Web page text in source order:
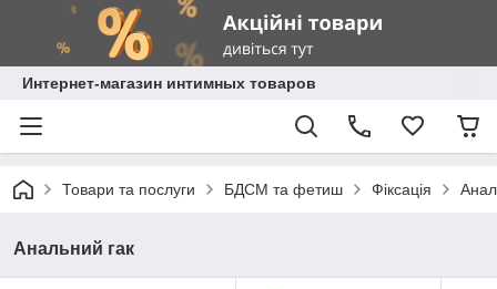
Интернет-магазин интимных товаров
Товари та послуги БДСМ та фетиш Фіксація
Анальний гак